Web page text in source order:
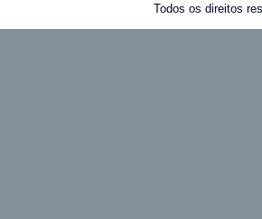
Todos os direitos